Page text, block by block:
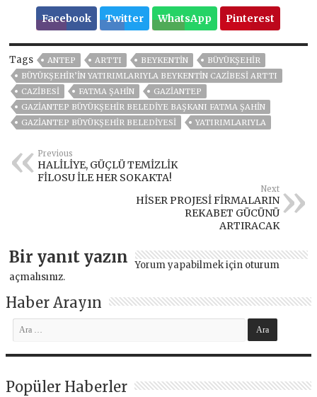
Facebook Twitter WhatsApp Pinterest
Tags ANTEP ARTTI BEYKENTİN
BÜYÜKŞEHİR
BÜYÜKŞEHİR’İN YATIRIMLARIYLA BEYKENTİN CAZİBESİ ARTTI
CAZİBESİ
FATMA ŞAHİN
GAZIANTEP
GAZIANTEP BÜYÜKŞEHIR BELEDIYE BAŞKANI FATMA ŞAHIN
GAZİANTEP BÜYÜKŞEHİR BELEDİYESİ
YATIRIMLARIYLA
Previous
HALİLİYE, GÜÇLÜ TEMİZLİK
FİLOSU İLE HER SOKAKTA!
Next
HİSER PROJESİ FİRMALARIN
REKABET GÜCÜNÜ
ARTIRACAK
Bir yanıt yazın Yorum yapabilmek için oturum
açmalısınız.
Haber Arayın
Popüler Haberler